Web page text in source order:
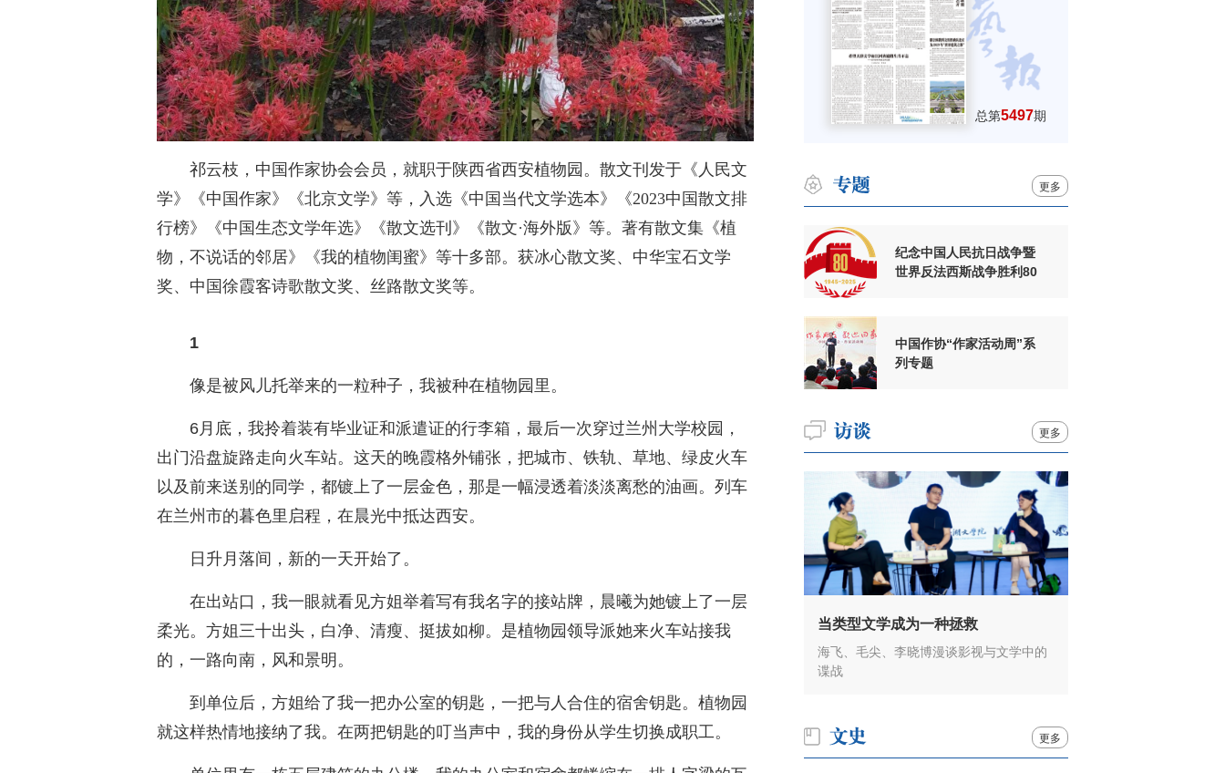
祁云枝，中国作家协会会员，就职于陕西省西安植物园。散文刊发于《人民文
学》《中国作家》《北京文学》等，入选《中国当代文学选本》《2023中国散文排
行榜》《中国生态文学年选》《散文选刊》《散文·海外版》等。著有散文集《植
物，不说话的邻居》《我的植物闺蜜》等十多部。获冰心散文奖、中华宝石文学
奖、中国徐霞客诗歌散文奖、丝路散文奖等。
1
像是被风儿托举来的一粒种子，我被种在植物园里。
6月底，我拎着装有毕业证和派遣证的行李箱，最后一次穿过兰州大学校园，
出门沿盘旋路走向火车站。这天的晚霞格外铺张，把城市、铁轨、草地、绿皮火车
以及前来送别的同学，都镀上了一层金色，那是一幅浸透着淡淡离愁的油画。列车
在兰州市的暮色里启程，在晨光中抵达西安。
日升月落间，新的一天开始了。
在出站口，我一眼就看见方姐举着写有我名字的接站牌，晨曦为她镀上了一层
柔光。方姐三十出头，白净、清瘦、挺拔如柳。是植物园领导派她来火车站接我
的，一路向南，风和景明。
到单位后，方姐给了我一把办公室的钥匙，一把与人合住的宿舍钥匙。植物园
就这样热情地接纳了我。在两把钥匙的叮当声中，我的身份从学生切换成职工。
总第5497期
更多
纪念中国人民抗日战争暨
世界反法西斯战争胜利80
中国作协“作家活动周”系
列专题
更多
当类型文学成为一种拯救
海飞、毛尖、李晓博漫谈影视与文学中的
谍战
更多